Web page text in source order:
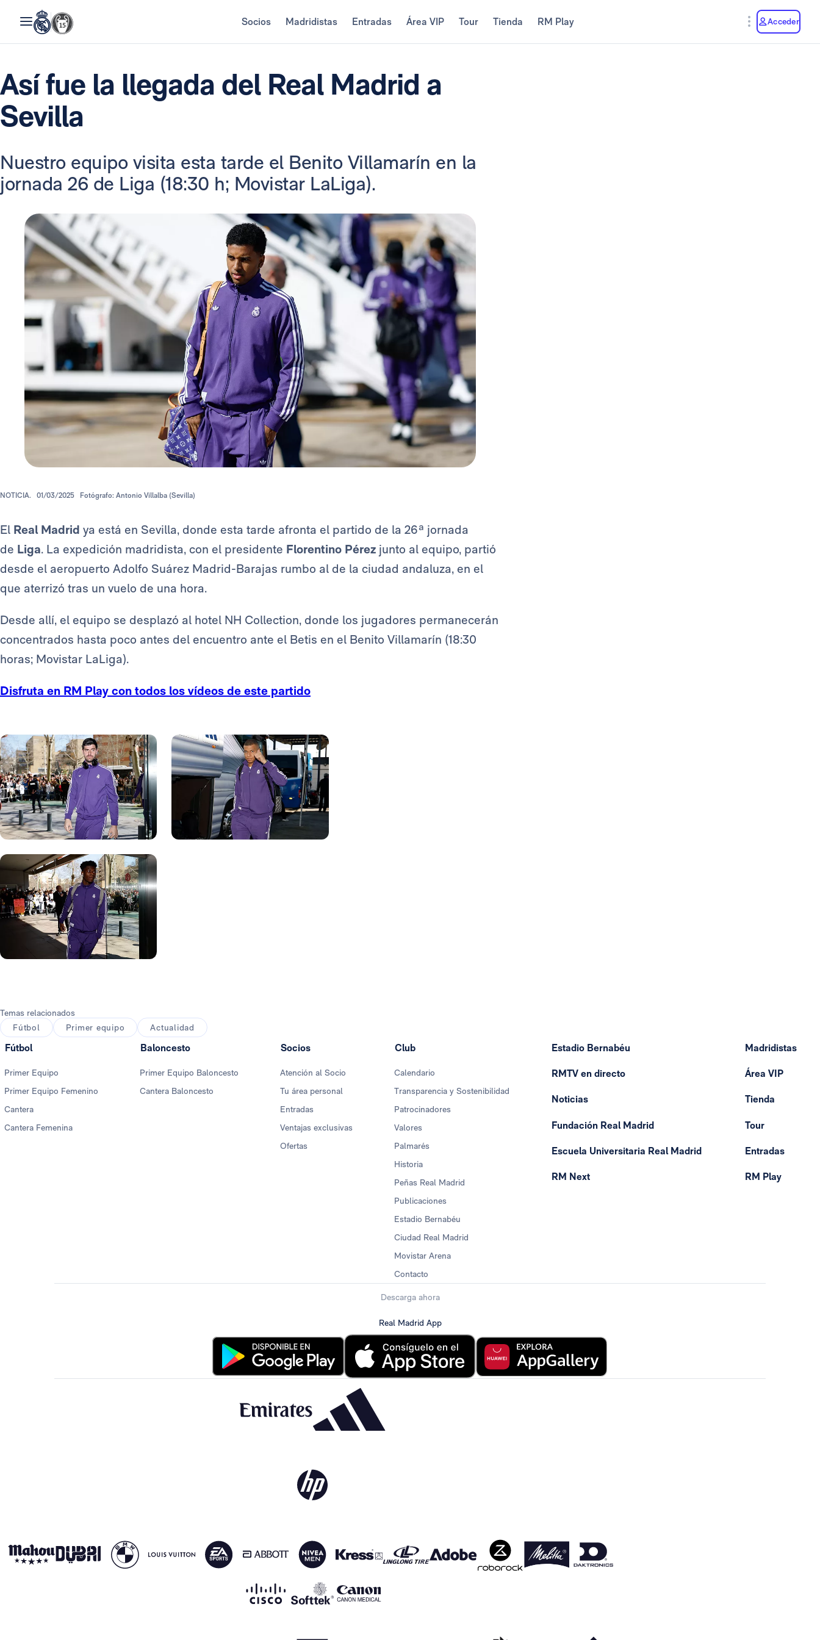
Socios Madridistas Entradas Área VIP Tour Tienda RM Play Acceder
Así fue la llegada del Real Madrid a
Sevilla
Nuestro equipo visita esta tarde el Benito Villamarín en la
jornada 26 de Liga (18:30 h; Movistar LaLiga).
NOTICIA. 01/03/2025 Fotógrafo: Antonio Villalba (Sevilla)
El Real Madrid ya está en Sevilla, donde esta tarde afronta el partido de la 26ª jornada
de Liga. La expedición madridista, con el presidente Florentino Pérez junto al equipo, partió
desde el aeropuerto Adolfo Suárez Madrid-Barajas rumbo al de la ciudad andaluza, en el
que aterrizó tras un vuelo de una hora.
Desde allí, el equipo se desplazó al hotel NH Collection, donde los jugadores permanecerán
concentrados hasta poco antes del encuentro ante el Betis en el Benito Villamarín (18:30
horas; Movistar LaLiga).
Disfruta en RM Play con todos los vídeos de este partido
Temas relacionados
Fútbol
Primer equipo Actualidad
Fútbol
Primer Equipo
Primer Equipo Femenino
Cantera
Cantera Femenina
Baloncesto
Primer Equipo Baloncesto
Cantera Baloncesto
Socios
Atención al Socio
Tu área personal
Entradas
Ventajas exclusivas
Ofertas
Club
Calendario
Transparencia y Sostenibilidad
Patrocinadores
Valores
Palmarés
Historia
Peñas Real Madrid
Publicaciones
Estadio Bernabéu
Ciudad Real Madrid
Movistar Arena
Contacto
Estadio Bernabéu
RMTV en directo
Noticias
Fundación Real Madrid
Escuela Universitaria Real Madrid
RM Next
Madridistas
Área VIP
Tienda
Tour
Entradas
RM Play
Descarga ahora
Real Madrid App